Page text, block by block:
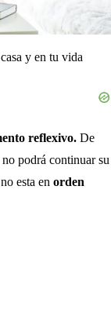
y en tu vida
reflexivo. De
podrá continuar su
esta en orden